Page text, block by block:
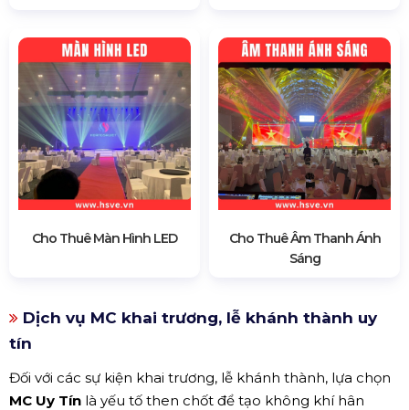
Cho Thuê Màn Hình LED
Cho Thuê Âm Thanh Ánh
Sáng
Dịch vụ MC khai trương, lễ khánh thành uy
tín
Đối với các sự kiện khai trương, lễ khánh thành, lựa chọn
MC Uy Tín là yếu tố then chốt để tạo không khí hân